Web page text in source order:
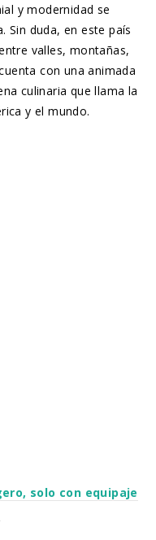
y modernidad se
Sin duda, en este país
valles, montañas,
con una animada
culinaria que llama la
y el mundo.
solo con equipaje